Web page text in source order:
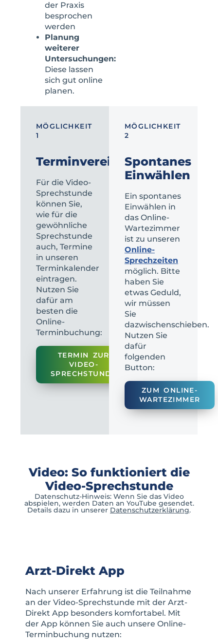
der Praxis
besprochen
werden
Planung
weiterer
Untersuchungen:
Diese lassen
sich gut online
planen.
MÖGLICHKEIT
1
Terminvereinbarung
Für die Video-
Sprechstunde
können Sie,
wie für die
gewöhnliche
Sprechstunde
auch, Termine
in unseren
Terminkalender
eintragen.
Nutzen Sie
dafür am
besten die
Online-
Terminbuchung:
TERMIN ZUR
VIDEO-
SPRECHSTUNDE
MÖGLICHKEIT
2
Spontanes
Einwählen
Ein spontanes
Einwählen in
das Online-
Wartezimmer
ist zu unseren
Online-
Sprechzeiten
möglich. Bitte
haben Sie
etwas Geduld,
wir müssen
Sie
dazwischenschieben.
Nutzen Sie
dafür
folgenden
Button:
ZUM ONLINE-
WARTEZIMMER
Video: So funktioniert die
Video-Sprechstunde
Datenschutz-Hinweis: Wenn Sie das Video
abspielen, werden Daten an YouTube gesendet.
Details dazu in unserer Datenschutzerklärung.
Arzt-Direkt App
Nach unserer Erfahrung ist die Teilnahme
an der Video-Sprechstunde mit der Arzt-
Direkt App besonders komfortabel. Mit
der App können Sie auch unsere Online-
Terminbuchung nutzen: